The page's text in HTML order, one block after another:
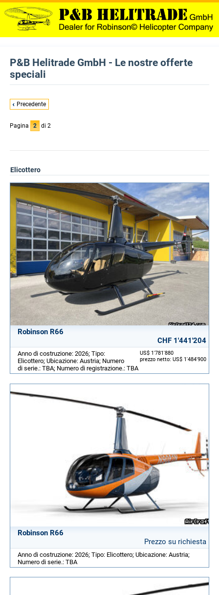
P&B Helitrade GmbH - Le nostre offerte
speciali
Precedente
Pagina 2 di 2
Elicottero
Robinson R66
CHF 1'441'204
US$ 1'781'880
prezzo netto: US$ 1'484'900
Anno di costruzione: 2026; Tipo:
Elicottero; Ubicazione: Austria; Numero
di serie.: TBA; Numero di registrazione.: TBA
Robinson R66
Prezzo su richiesta
Anno di costruzione: 2026; Tipo: Elicottero; Ubicazione: Austria;
Numero di serie.: TBA